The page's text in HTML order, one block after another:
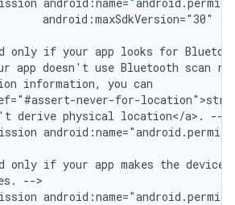
android:maxSdkVersion="30"
only if your app looks for
app doesn't use Bluetooth scan
information, you
never-for-
derive physical location</a>.
only if your app makes the device